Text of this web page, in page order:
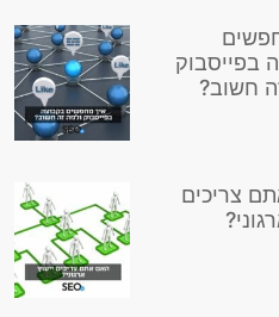
בפייסבוק
חשוב?
צריכים